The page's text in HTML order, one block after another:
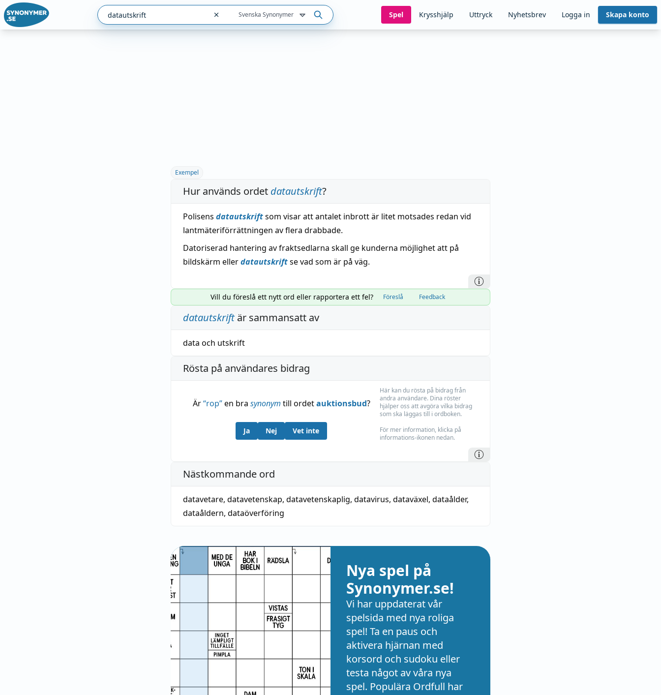
Svenska Synonymer Spel Krysshjälp Uttryck Nyhetsbrev Logga in Skapa konto
Exempel
Hur används ordet datautskrift?
Polisens datautskriftsom visar att antalet inbrott är litet motsades redan vid
lantmäteriförrättningen av flera drabbade.
Datoriserad hantering av fraktsedlarna skall ge kunderna möjlighet att på
bildskärm ellerdatautskriftse vad som är på väg.
Vill du föreslå ett nytt ord eller rapportera ett fel? Föreslå Feedback
datautskriftär sammansatt av
data och utskrift
Rösta på användares bidrag
Är“rop”en bra synonym till ordetauktionsbud?
Ja Nej Vet inte
Här kan du rösta på bidrag från
andra användare. Dina röster
hjälper oss att avgöra vilka bidrag
som ska läggas till i ordboken.
För mer information, klicka på
informations-ikonen nedan.
Nästkommande ord
datavetare, datavetenskap, datavetenskaplig, datavirus, dataväxel, dataålder,
dataåldern, dataöverföring
Nya spel på
Synonymer.se!
Vi har uppdaterat vår
spelsida med nya roliga
spel! Ta en paus och
aktivera hjärnan med
korsord och sudoku eller
testa något av våra nya
spel. Populära Ordfull har